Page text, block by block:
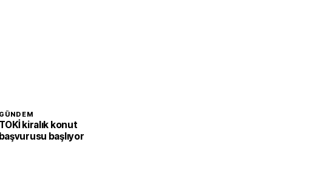
GÜNDEM
TOKİ kiralık konut
başvurusu başlıyor